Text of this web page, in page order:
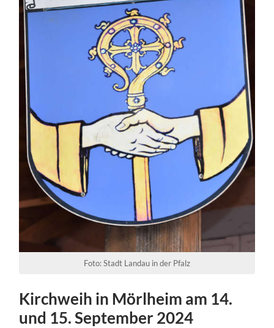
Foto: Stadt Landau in der Pfalz
Kirchweih in Mörlheim am 14.
und 15. September 2024